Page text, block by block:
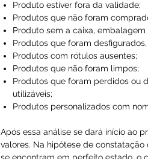
Produto estiver fora da validade;
Produtos que não foram
Produto sem a caixa,
Produtos que foram
Produtos com rótulos ausentes;
Produtos que não foram limpos;
Produtos que foram perdidos ou
utilizáveis;
Produtos personalizados com
Após essa análise se dará início ao
valores. Na hipótese de